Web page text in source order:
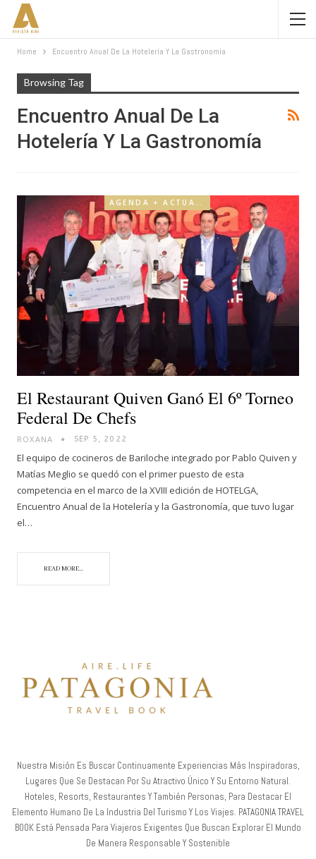
Home Encuentro Anual De La Hotelería Y La Gastronomía
Browsing Tag
Encuentro Anual De La
Hotelería Y La Gastronomía
El Restaurant Quiven Ganó El 6º Torneo
Federal De Chefs
ROXANA SEP 5, 2022
El equipo de cocineros de Bariloche integrado por Pablo Quiven y
Matías Meglio se quedó con el primer puesto de esta
competencia en el marco de la XVIII edición de HOTELGA,
Encuentro Anual de la Hotelería y la Gastronomía, que tuvo lugar
el…
READ MORE...
Nuestra Misión Es Buscar Continuamente Experiencias Más Inspiradoras,
Lugares Que Se Destacan Por Su Atractivo Único Y Su Entorno Natural.
Hoteles, Resorts, Restaurantes Y También Personas, Para Destacar El
Elemento Humano De La Industria Del Turismo Y Los Viajes. PATAGONIA TRAVEL
BOOK Está Pensada Para Viajeros Exigentes Que Buscan Explorar El Mundo
De Manera Responsable Y Sostenible